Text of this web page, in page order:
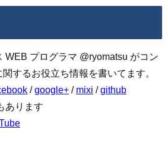
WEB プログラマ @ryomatsu がコン
するお役立ち情報を書いてます。
/ google+ / mixi / github
あります